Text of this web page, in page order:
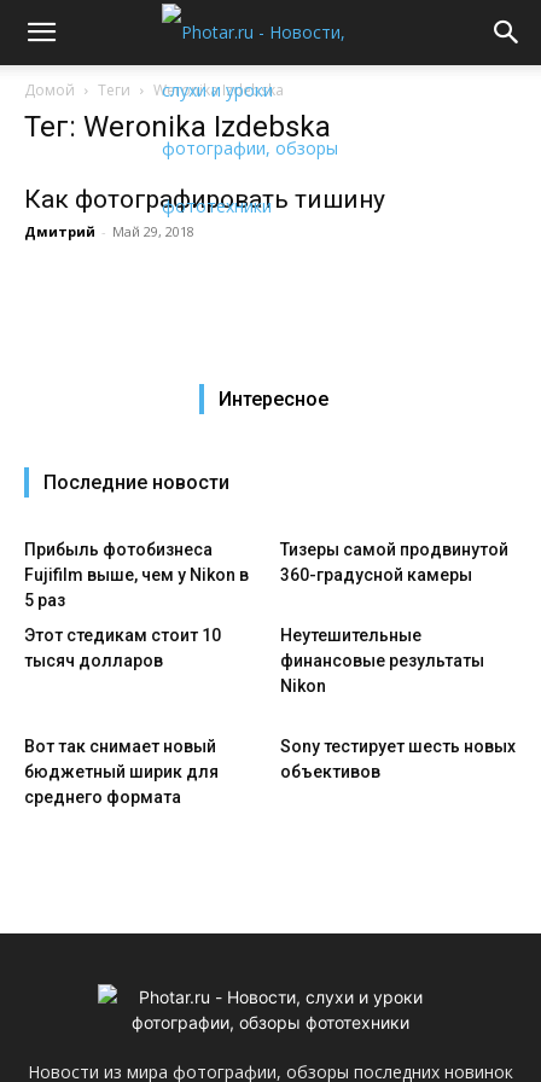
Домой Теги Weronika Izdebska
Тег: Weronika Izdebska
Как фотографировать тишину
Дмитрий - Май 29, 2018
Интересное
Последние новости
Прибыль фотобизнеса
Fujifilm выше, чем у Nikon в
5 раз
Тизеры самой продвинутой
360-градусной камеры
Этот стедикам стоит 10
тысяч долларов
Неутешительные
финансовые результаты
Nikon
Вот так снимает новый
бюджетный ширик для
среднего формата
Sony тестирует шесть новых
объективов
Новости из мира фотографии, обзоры последних новинок